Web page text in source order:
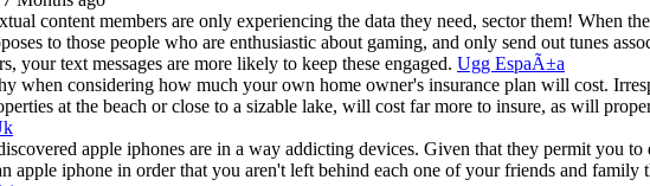
content members are only experiencing the data they need, sector them! When
to those people who are enthusiastic about gaming, and only send out tunes
your text messages are more likely to keep these engaged. Ugg EspaÃ±a
when considering how much your own home owner's insurance plan will cost.
at the beach or close to a sizable lake, will cost far more to insure, as will
apple iphones are in a way addicting devices. Given that they permit you
apple iphone in order that you aren't left behind each one of your friends and